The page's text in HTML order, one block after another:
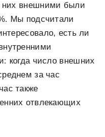
них внешними были
Мы подсчитали
есть ли
когда число внешних
за час
также
отвлекающих